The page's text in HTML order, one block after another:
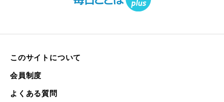
このサイトについて
会員制度
よくある質問